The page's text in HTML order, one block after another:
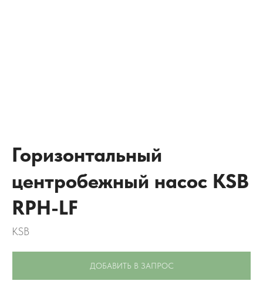
Горизонтальный
центробежный насос KSB
RPH-LF
KSB
ДОБАВИТЬ В ЗАПРОС